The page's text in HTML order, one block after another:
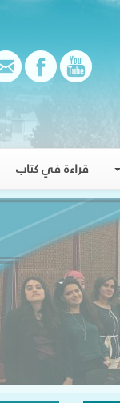
قراءة في كتاب